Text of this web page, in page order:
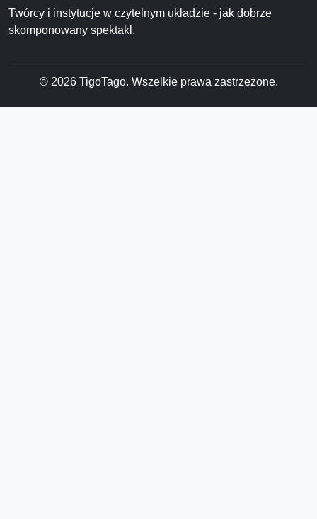
Twórcy i instytucje w czytelnym układzie - jak dobrze
skomponowany spektakl.
© 2026 TigoTago. Wszelkie prawa zastrzeżone.